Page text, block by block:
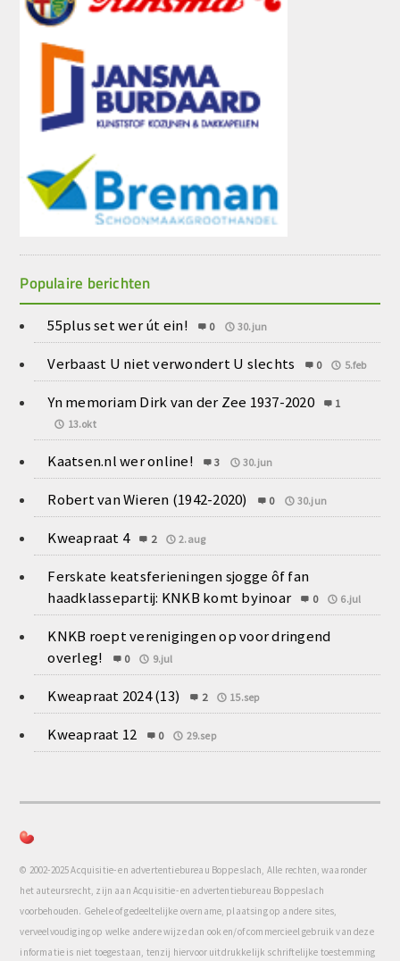
Populaire berichten
55plus set wer út ein! 0 30.jun
Verbaast U niet verwondert U slechts 0 5.feb
Yn memoriam Dirk van der Zee 1937-2020
1
13.okt
Kaatsen.nl wer online! 3 30.jun
Robert van Wieren (1942-2020) 0 30.jun
Kweapraat 4 2 2.aug
Ferskate keatsferieningen sjogge ôf fan
haadklassepartij: KNKB komt byinoar
0 6.jul
KNKB roept verenigingen op voor dringend
overleg!
0 9.jul
Kweapraat 2024 (13) 2 15.sep
Kweapraat 12 0 29.sep
© 2002-2025 Acquisitie- en advertentiebureau Boppeslach, Alle rechten, waaronder
het auteursrecht, zijn aan Acquisitie- en advertentiebureau Boppeslach
voorbehouden. Gehele of gedeeltelijke overname, plaatsing op andere sites,
verveelvoudiging op welke andere wijze dan ook en/of commercieel gebruik van deze
informatie is niet toegestaan, tenzij hiervoor uitdrukkelijk schriftelijke toestemming